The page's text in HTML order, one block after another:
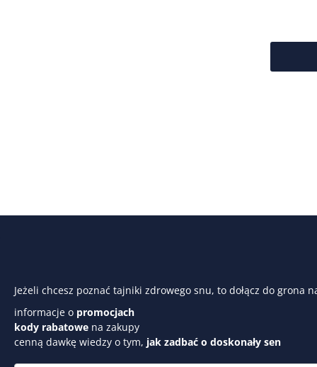
Jeżeli chcesz poznać tajniki zdrowego snu, to dołącz do grona
informacje o promocjach
kody rabatowe na zakupy
cenną dawkę wiedzy o tym, jak zadbać o doskonały sen